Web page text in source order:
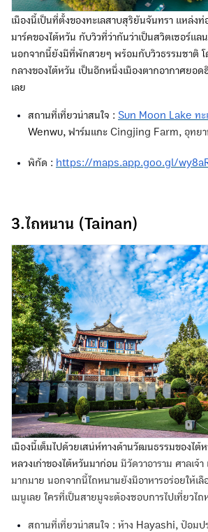
เมืองนี้เป็นที่ตั้งของทะเลสาบสุริยันจันทรา แหล่ง
มาร์คของไต้หวัน กับวิวที่ว่ากันว่าเป็นสวิตเซอร์แล
นอกจากนี้ยังมีที่พักสวยๆ พร้อมกับวิวธรรมชาติ
กลางของไต้หวัน เป็นอีกหนึ่งเมืองตากอากาศยอ
เลย
สถานที่เที่ยวน่าสนใจ : Sun Moon Lake ทะ
Wenwu, ฟาร์มแกะ Cingjing Farm, อุทย
พิกัด : https://maps.app.goo.gl/
3.ไถหนาน (Tainan)
เมืองนี้เต็มไปด้วยเสน่ห์ทางด้านวัฒนธรรมของไต้
หลวงเก่าของไต้หวันมาก่อน มีวัดวาอาราม ศาลเจ้
มากมาย นอกจากนี้ไถหนานยังมีอาหารอร่อยให้เ
เมนูเลย ใครที่เป็นสายมูจะต้องชอบการไปเที่ยวไ
สถานที่เที่ยวน่าสนใจ : ห้าง Hayashi, ป้อม